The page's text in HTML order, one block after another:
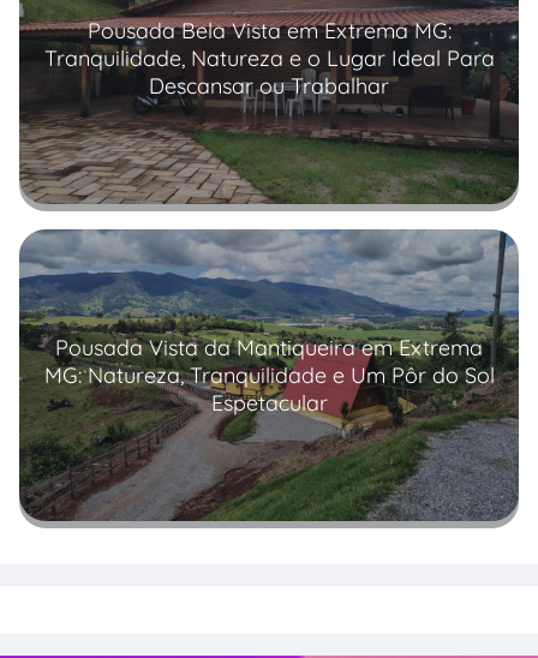
Pousada Bela Vista em Extrema MG:
Tranquilidade, Natureza e o Lugar Ideal Para
Descansar ou Trabalhar
Read more
Pousada Vista da Mantiqueira em Extrema
MG: Natureza, Tranquilidade e Um Pôr do Sol
Espetacular
Read more